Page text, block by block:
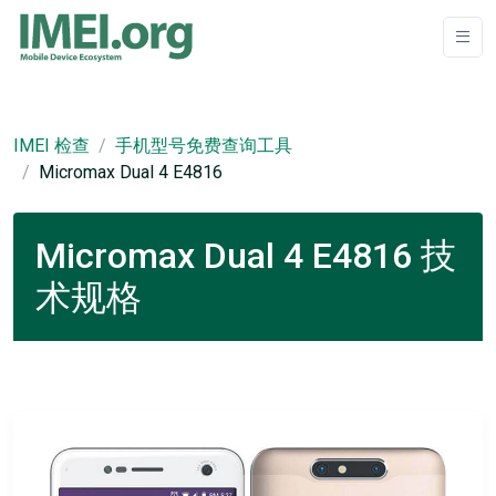
IMEI 检查
手机型号免费查询工具
Micromax Dual 4 E4816
Micromax Dual 4 E4816 技
术规格